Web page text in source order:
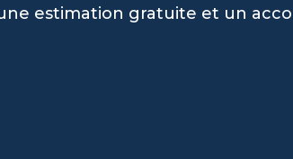
estimation gratuite et un